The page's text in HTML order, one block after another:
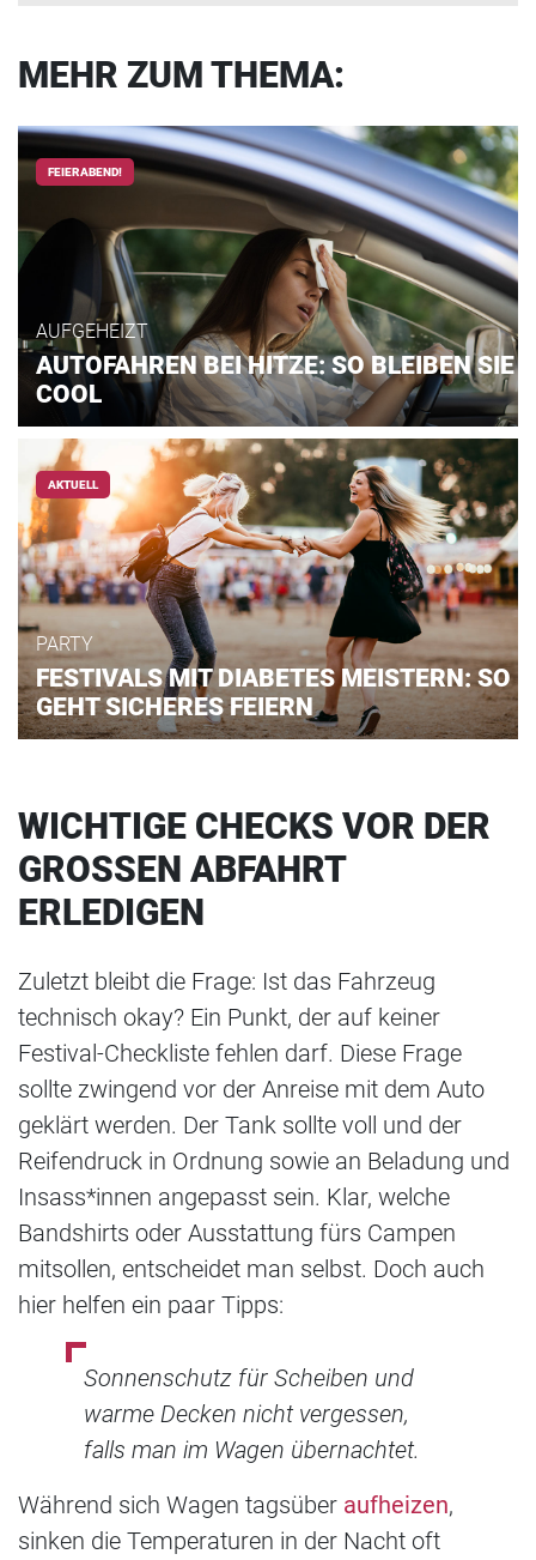
MEHR ZUM THEMA:
FEIERABEND!
AUFGEHEIZT
AUTOFAHREN BEI HITZE: SO BLEIBEN SIE
COOL
AKTUELL
PARTY
FESTIVALS MIT DIABETES MEISTERN: SO
GEHT SICHERES FEIERN
WICHTIGE CHECKS VOR DER
GROSSEN ABFAHRT E
RLEDIGEN
Zuletzt bleibt die Frage: Ist das Fahrzeug
technisch okay? Ein Punkt, der auf keiner
Festival-Checkliste fehlen darf. Diese Frage
sollte zwingend vor der Anreise mit dem Auto
geklärt werden. Der Tank sollte voll und der
Reifendruck in Ordnung sowie an Beladung und
Insass*innen angepasst sein. Klar, welche
Bandshirts oder Ausstattung fürs Campen
mitsollen, entscheidet man selbst. Doch auch
hier helfen ein paar Tipps:
Sonnenschutz für Scheiben und
warme Decken nicht vergessen,
falls man im Wagen übernachtet.
Während sich Wagen tagsüber aufheizen,
sinken die Temperaturen in der Nacht oft